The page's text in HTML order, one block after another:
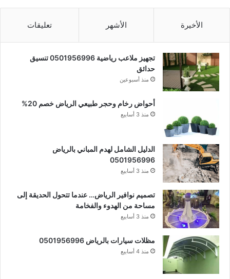
الأخيرة الأشهر تعليقات
تجهيز ملاعب رياضية 0501956996 تنسيق
حدائق
منذ أسبوعين
أحواض رخام وحجر طبيعي الرياض خصم 20%
منذ 3 أسابيع
الدليل الشامل لهدم المباني بالرياض
0501956996
منذ 3 أسابيع
تصميم نوافير الرياض… عندما تتحول الحديقة إلى
مساحة من الهدوء والفخامة
منذ 3 أسابيع
مظلات سيارات بالرياض 0501956996
منذ 4 أسابيع